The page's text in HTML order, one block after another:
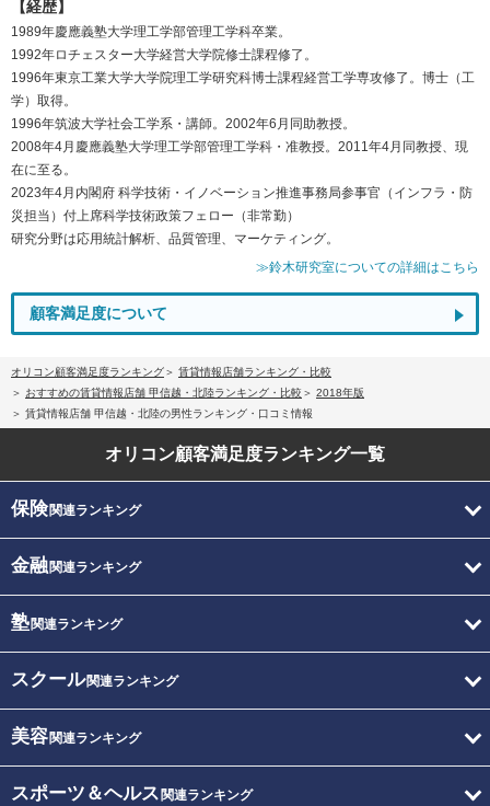
【経歴】
1989年慶應義塾大学理工学部管理工学科卒業。
1992年ロチェスター大学経営大学院修士課程修了。
1996年東京工業大学大学院理工学研究科博士課程経営工学専攻修了。博士（工
学）取得。
1996年筑波大学社会工学系・講師。2002年6月同助教授。
2008年4月慶應義塾大学理工学部管理工学科・准教授。2011年4月同教授、現
在に至る。
2023年4月内閣府 科学技術・イノベーション推進事務局参事官（インフラ・防
災担当）付上席科学技術政策フェロー（非常勤）
研究分野は応用統計解析、品質管理、マーケティング。
≫鈴木研究室についての詳細はこちら
顧客満足度について
オリコン顧客満足度ランキング
賃貸情報店舗ランキング・比較
おすすめの賃貸情報店舗 甲信越・北陸ランキング・比較
2018年版
賃貸情報店舗 甲信越・北陸の男性ランキング・口コミ情報
オリコン顧客満足度ランキング一覧
保険関連ランキング
金融関連ランキング
塾関連ランキング
スクール関連ランキング
美容関連ランキング
スポーツ＆ヘルス 関連ランキング